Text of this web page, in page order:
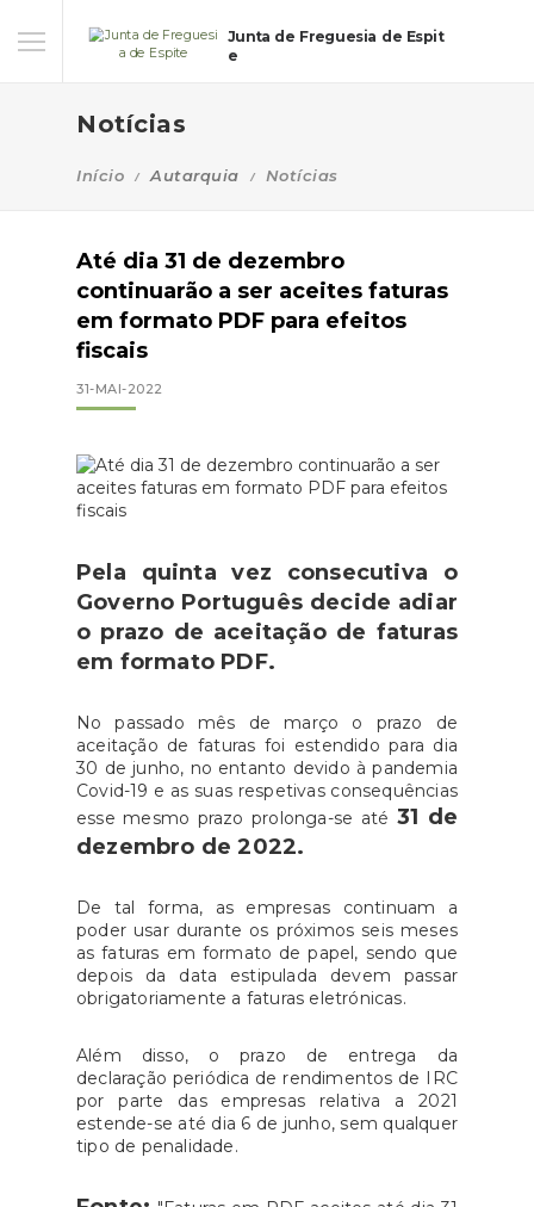
Junta de Freguesia de Espit
e
Notícias
Início Autarquia Notícias
Até dia 31 de dezembro
continuarão a ser aceites faturas
em formato PDF para efeitos
fiscais
31-MAI-2022
Pela quinta vez consecutiva o
Governo Português decide adiar
o prazo de aceitação de faturas
em formato PDF.
No passado mês de março o prazo de
aceitação de faturas foi estendido para dia
30 de junho, no entanto devido à pandemia
Covid-19 e as suas respetivas consequências
esse mesmo prazo prolonga-se até 31 de
dezembro de 2022.
De tal forma, as empresas continuam a
poder usar durante os próximos seis meses
as faturas em formato de papel, sendo que
depois da data estipulada devem passar
obrigatoriamente a faturas eletrónicas.
Além disso, o prazo de entrega da
declaração periódica de rendimentos de IRC
por parte das empresas relativa a 2021
estende-se até dia 6 de junho, sem qualquer
tipo de penalidade.